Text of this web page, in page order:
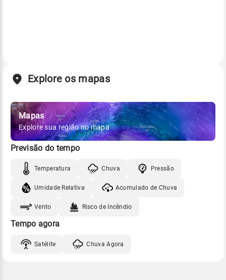
Explore os mapas
Mapas
Explore sua região no mapa
Previsão do tempo
Temperatura Chuva Pressão
Umidade Relativa Acumulado de Chuva
Vento Risco de Incêndio
Tempo agora
Satélite Chuva Agora